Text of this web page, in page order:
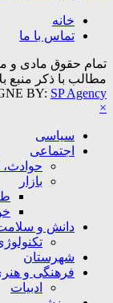
خانه
تماس با ما
تمام حقوق مادی و
مطالب با ذکر منبع
BY: SP Agency
×
سیاسی
اجتماعی
حوادث،
بازار
دانش و
شهرستان
فرهنگی و
ادبیات